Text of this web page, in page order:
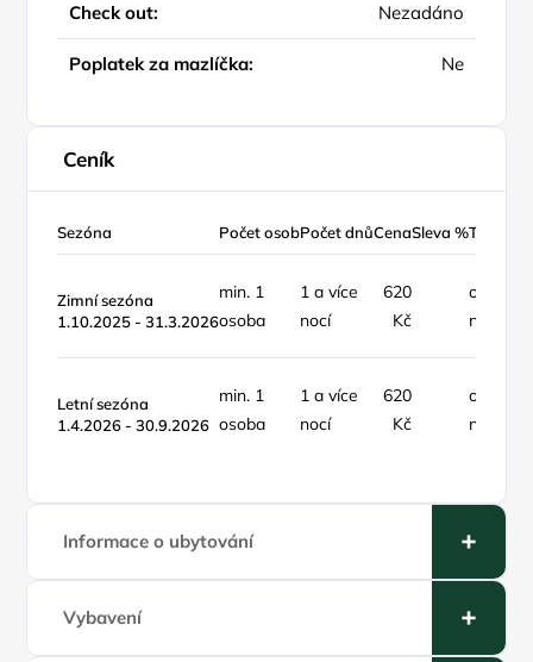
Check out: Nezadáno
Poplatek za mazlíčka: Ne
Ceník
Sezóna Počet osobPočet dnůCenaSleva %Typ ceny
Zimní sezóna
1.10.2025 - 31.3.2026
min. 1
osoba
1 a více
nocí
620
Kč
osoba /
noc
Letní sezóna
1.4.2026 - 30.9.2026
min. 1
osoba
1 a více
nocí
620
Kč
osoba /
noc
Informace o ubytování
Vybavení